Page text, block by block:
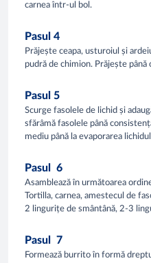
carnea într-ul bol.
Pasul 4
Prăjește ceapa, usturoiul și
pudră de chimion. Prăjește până
Pasul 5
Scurge fasolele de lichid și
sfărâmă fasolele până
mediu până la evaporarea
Pasul 6
Asamblează în următoarea
Tortilla, carnea, amestecul de
2 lingurițe de smântână, 2-3
Pasul 7
Formează burrito în formă